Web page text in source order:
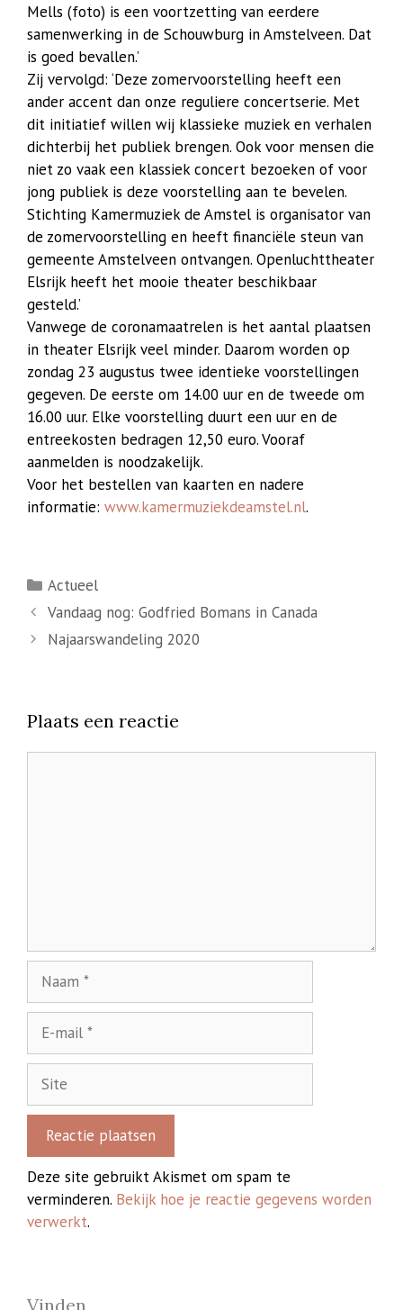
Mells (foto) is een voortzetting van eerdere
samenwerking in de Schouwburg in Amstelveen. Dat
is goed bevallen.’
Zij vervolgd: ‘Deze zomervoorstelling heeft een
ander accent dan onze reguliere concertserie. Met
dit initiatief willen wij klassieke muziek en verhalen
dichterbij het publiek brengen. Ook voor mensen die
niet zo vaak een klassiek concert bezoeken of voor
jong publiek is deze voorstelling aan te bevelen.
Stichting Kamermuziek de Amstel is organisator van
de zomervoorstelling en heeft financiële steun van
gemeente Amstelveen ontvangen. Openluchttheater
Elsrijk heeft het mooie theater beschikbaar
gesteld.’
Vanwege de coronamaatrelen is het aantal plaatsen
in theater Elsrijk veel minder. Daarom worden op
zondag 23 augustus twee identieke voorstellingen
gegeven. De eerste om 14.00 uur en de tweede om
16.00 uur. Elke voorstelling duurt een uur en de
entreekosten bedragen 12,50 euro. Vooraf
aanmelden is noodzakelijk.
Voor het bestellen van kaarten en nadere
informatie: www.kamermuziekdeamstel.nl.
Categorieën
Actueel
Vandaag nog: Godfried Bomans in Canada
Najaarswandeling 2020
Plaats een reactie
mail
Deze site gebruikt Akismet om spam te
verminderen. Bekijk hoe je reactie gegevens worden
verwerkt.
Vinden